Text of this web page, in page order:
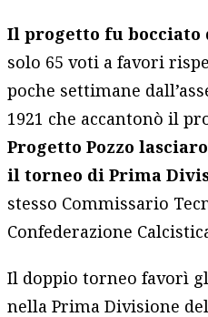
Il progetto fu bocciato
solo 65 voti a favori
poche settimane
1921 che accantonò il
Progetto Pozzo
il torneo di Prima
stesso Commissario
Confederazione
Il doppio torneo favorì
nella Prima Divisione